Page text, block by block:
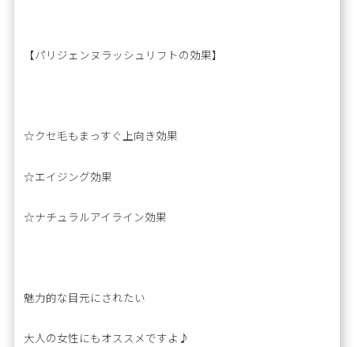
【パリジェンヌラッシュリフトの効果】
☆クセ毛もまっすぐ上向き効果
☆エイジング効果
☆ナチュラルアイライン効果
魅力的な目元にされたい
大人の女性にもオススメですよ♪